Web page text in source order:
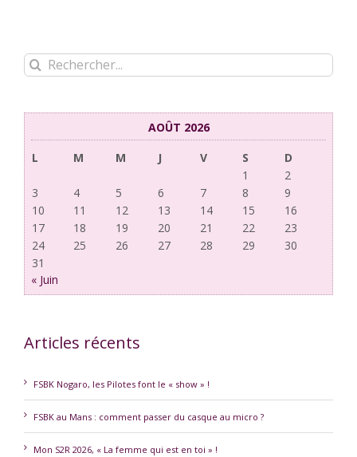
Rechercher:
AOÛT 2026
L
M M J V S
D
1
2
3
4 5 6 7 8
9
10
11 12 13 14 15
16
17
18 19 20 21 22
23
24
25 26 27 28 29
30
31
« Juin
Articles récents
FSBK Nogaro, les Pilotes font le « show » !
FSBK au Mans : comment passer du casque au micro ?
Mon S2R 2026, « La femme qui est en toi » !